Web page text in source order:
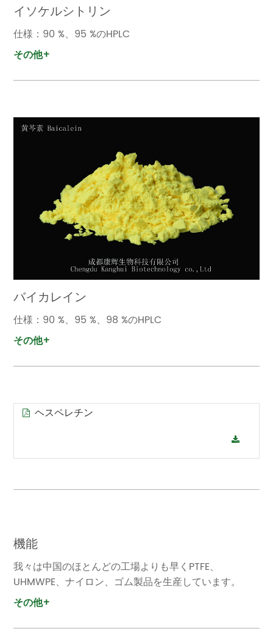
イソケルシトリン
仕様：90 %、95 %のHPLC
その他+
バイカレイン
仕様：90 %、95 %、98 %のHPLC
その他+
ヘスペレチン
機能
我々は中国のほとんどの工場よりも早くPTFE、
UHMWPE、ナイロン、ゴム製品を生産しています。
その他+